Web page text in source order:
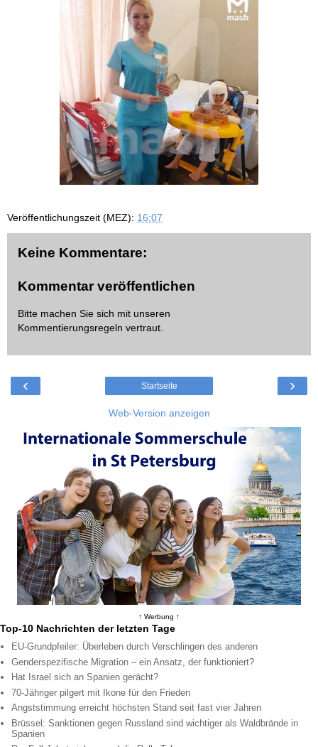
Veröffentlichungszeit (MEZ): 16:07
Keine Kommentare:
Kommentar veröffentlichen
Bitte machen Sie sich mit unseren
Kommentierungsregeln vertraut.
‹ ›
Startseite
Web-Version anzeigen
↑ Werbung ↑
Top-10 Nachrichten der letzten Tage
EU-Grundpfeiler: Überleben durch Verschlingen des anderen
Genderspezifische Migration – ein Ansatz, der funktioniert?
Hat Israel sich an Spanien gerächt?
70-Jähriger pilgert mit Ikone für den Frieden
Angststimmung erreicht höchsten Stand seit fast vier Jahren
Brüssel: Sanktionen gegen Russland sind wichtiger als Waldbrände in
Spanien